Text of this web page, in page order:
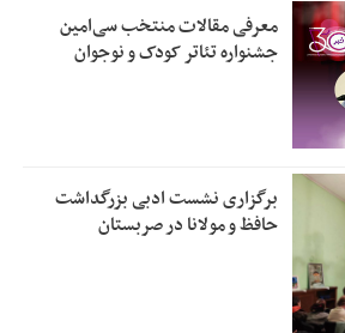
معرفی مقالات منتخب سی‌امین
جشنواره تئاتر کودک و نوجوان
برگزاری نشست ادبی بزرگداشت
حافظ و مولانا در صربستان